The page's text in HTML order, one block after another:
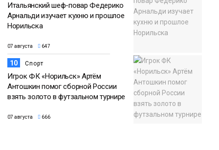
Итальянский шеф-повар Федерико
Арнальди изучает кухню и прошлое
Норильска
07 августа 647
10 Спорт
Игрок ФК «Норильск» Артём
Антошкин помог сборной России
взять золото в футзальном турнире
07 августа 666